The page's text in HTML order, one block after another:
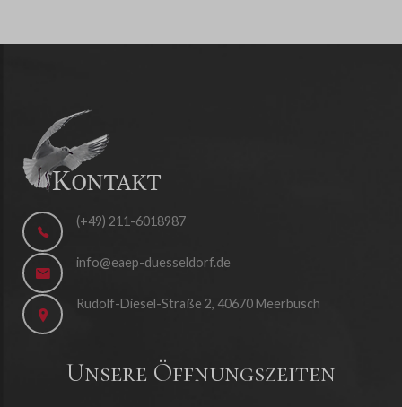
(+49) 211-6018987
info@eaep-duesseldorf.de
Rudolf-Diesel-Straße 2, 40670 Meerbusch
Unsere Öffnungszeiten